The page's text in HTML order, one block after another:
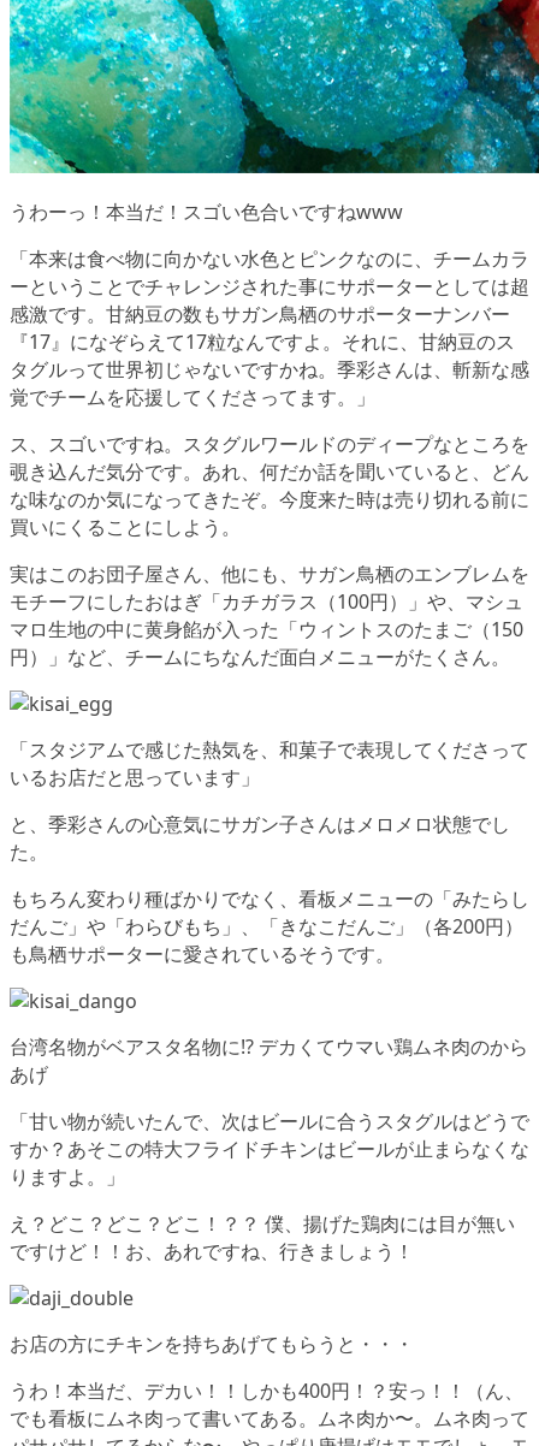
うわーっ！本当だ！スゴい色合いですねwww
「本来は食べ物に向かない水色とピンクなのに、チームカラ
ーということでチャレンジされた事にサポーターとしては超
感激です。甘納豆の数もサガン鳥栖のサポーターナンバー
『17』になぞらえて17粒なんですよ。それに、甘納豆のス
タグルって世界初じゃないですかね。季彩さんは、斬新な感
覚でチームを応援してくださってます。」
ス、スゴいですね。スタグルワールドのディープなところを
覗き込んだ気分です。あれ、何だか話を聞いていると、どん
な味なのか気になってきたぞ。今度来た時は売り切れる前に
買いにくることにしよう。
実はこのお団子屋さん、他にも、サガン鳥栖のエンブレムを
モチーフにしたおはぎ「カチガラス（100円）」や、マシュ
マロ生地の中に黄身餡が入った「ウィントスのたまご（150
円）」など、チームにちなんだ面白メニューがたくさん。
「スタジアムで感じた熱気を、和菓子で表現してくださって
いるお店だと思っています」
と、季彩さんの心意気にサガン子さんはメロメロ状態でし
た。
もちろん変わり種ばかりでなく、看板メニューの「みたらし
だんご」や「わらびもち」、「きなこだんご」（各200円）
も鳥栖サポーターに愛されているそうです。
台湾名物がベアスタ名物に!? デカくてウマい鶏ムネ肉のから
あげ
「甘い物が続いたんで、次はビールに合うスタグルはどうで
すか？あそこの特大フライドチキンはビールが止まらなくな
りますよ。」
え？どこ？どこ？どこ！？？ 僕、揚げた鶏肉には目が無い
ですけど！！お、あれですね、行きましょう！
お店の方にチキンを持ちあげてもらうと・・・
うわ！本当だ、デカい！！しかも400円！？安っ！！（ん、
でも看板にムネ肉って書いてある。ムネ肉か〜。ムネ肉って